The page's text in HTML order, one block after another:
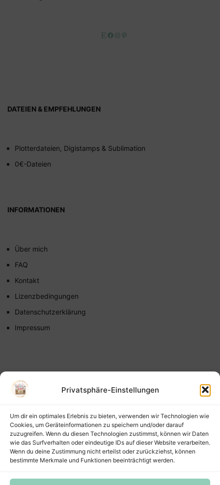
Privatsphäre-Einstellungen
Um dir ein optimales Erlebnis zu bieten, verwenden wir Technologien wie
Cookies, um Geräteinformationen zu speichern und/oder darauf
zuzugreifen. Wenn du diesen Technologien zustimmst, können wir Daten
wie das Surfverhalten oder eindeutige IDs auf dieser Website verarbeiten.
Wenn du deine Zustimmung nicht erteilst oder zurückziehst, können
bestimmte Merkmale und Funktionen beeinträchtigt werden.
EtsyFacebook
Instagram
DATEIEN & EMPFEHLUNGEN
Plotterdateien, Digistamps & Sublimation
0€-Dateien
INFORMATIONEN
Über mich
FAQ
Kontakt
Lizenzbedingungen
Datenschutzerklärung
Impressum